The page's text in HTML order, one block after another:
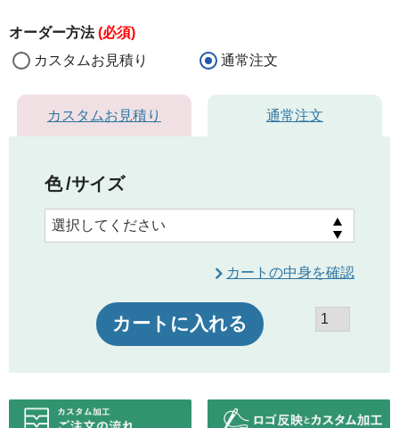
オーダー方法(必須)
カスタムお見積り
通常注文
カスタムお見積り 通常注文
色 サイズ
カートの中身を確認
カートに入れる